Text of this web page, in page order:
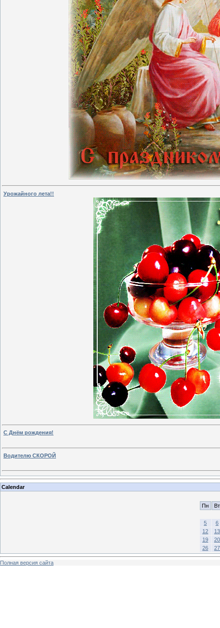
Урожайного лета!!
С Днём рождения!
Водителю СКОРОЙ
Calendar
Пн Вт
5
6
12
13
19
20
26
27
Полная версия сайта